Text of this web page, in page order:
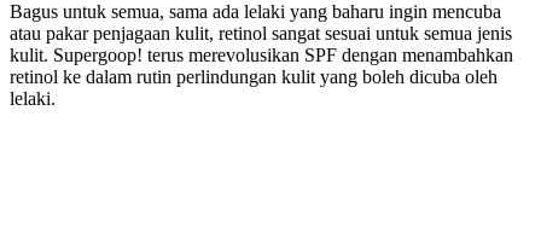
Bagus untuk semua, sama ada lelaki yang baharu ingin mencuba
atau pakar penjagaan kulit, retinol sangat sesuai untuk semua jenis
kulit. Supergoop! terus merevolusikan SPF dengan menambahkan
retinol ke dalam rutin perlindungan kulit yang boleh dicuba oleh
lelaki.